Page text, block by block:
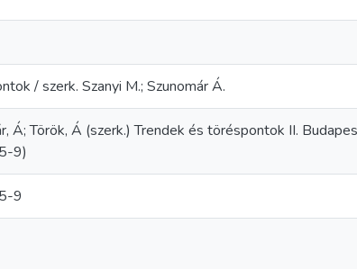
/ szerk. Szanyi M.; Szunomár Á.
Á; Török, Á (szerk.) Trendek és töréspontok II.
9)
9